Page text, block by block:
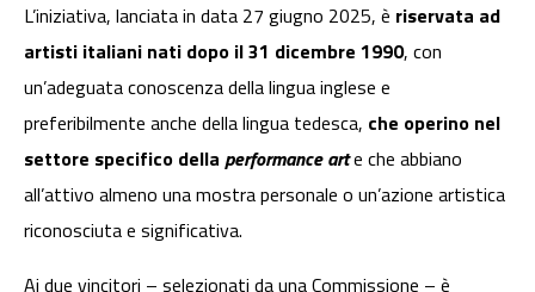
L’iniziativa, lanciata in data 27 giugno 2025, è riservata ad
artisti italiani nati dopo il 31 dicembre 1990, con
un’adeguata conoscenza della lingua inglese e
preferibilmente anche della lingua tedesca, che operino nel
settore specifico della performance arte che abbiano
all’attivo almeno una mostra personale o un’azione artistica
riconosciuta e significativa.
Ai due vincitori – selezionati da una Commissione – è